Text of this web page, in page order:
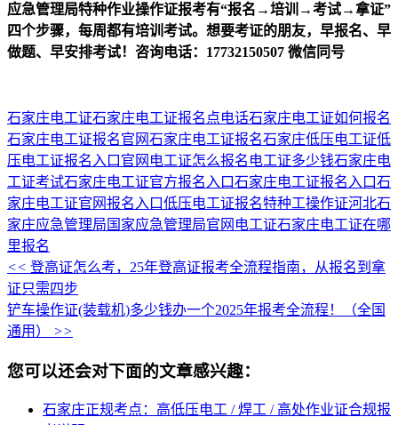
应急管理局特种作业操作证报考有“报名→培训→考试→拿证”
四个步骤，每周都有培训考试。想要考证的朋友，早报名、早
做题、早安排考试！咨询电话：17732150507 微信同号
石家庄电工证石家庄电工证报名点电话石家庄电工证如何报名
石家庄电工证报名官网石家庄电工证报名石家庄低压电工证低
压电工证报名入口官网 电工证怎么报名 电工证多少钱石家庄电
工证考试石家庄电工证官方报名入口石家庄电工证报名入口石
家庄电工证官网报名入口低压电工证报名特种工操作证河北石
家庄应急管理局 国家应急管理局官网电工证石家庄电工证在哪
里报名
<< 登高证怎么考，25年登高证报考全流程指南，从报名到拿
证只需四步
铲车操作证(装载机)多少钱办一个2025年报考全流程！（全国
通用） >>
您可以还会对下面的文章感兴趣：
石家庄正规考点：高低压电工 / 焊工 / 高处作业证合规报